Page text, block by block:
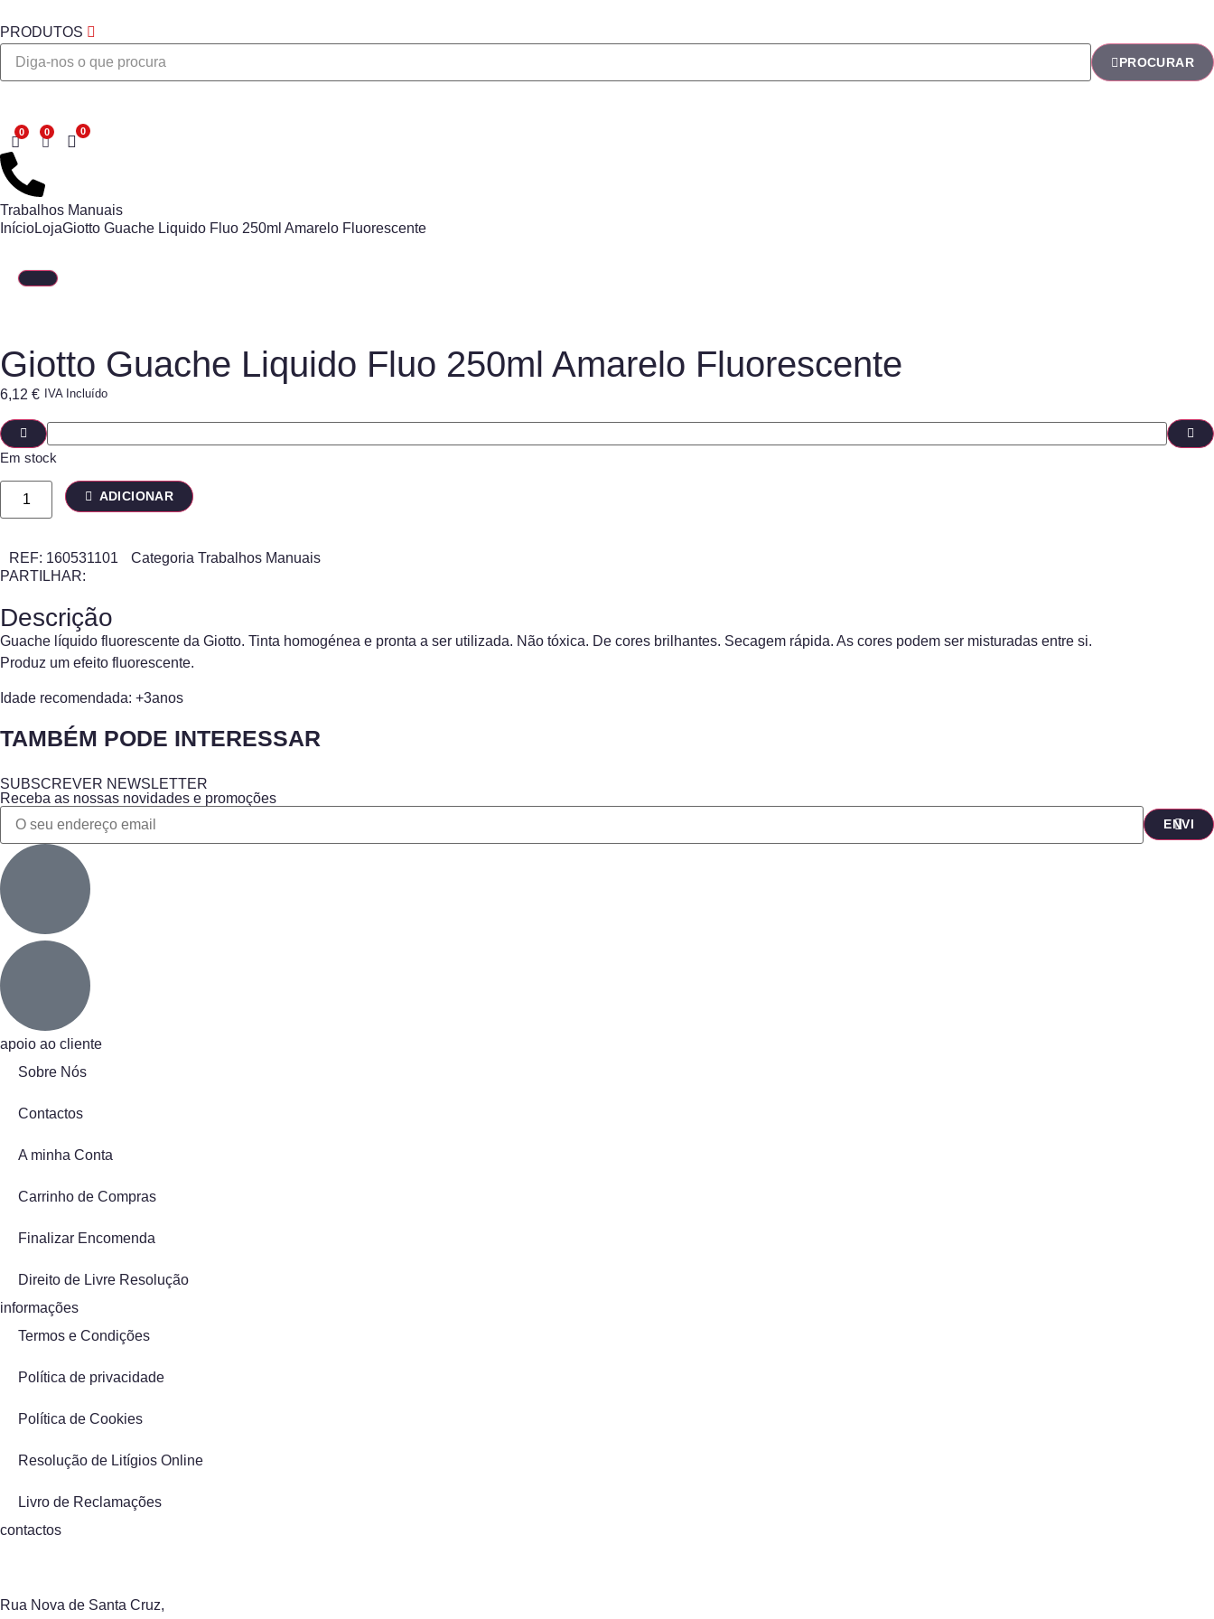
PRODUTOS
PROCURAR
Desejo
Trabalhos Manuais
InícioLojaGiotto Guache Liquido Fluo 250ml Amarelo Fluorescente
Giotto Guache Liquido Fluo 250ml Amarelo Fluorescente
6,12 € IVA Incluído
Em stock
ADICIONAR
REF: 160531101 Categoria Trabalhos Manuais
PARTILHAR:
Descrição
Guache líquido fluorescente da Giotto. Tinta homogénea e pronta a ser utilizada. Não tóxica. De cores brilhantes. Secagem rápida. As cores podem ser misturadas entre si.
Produz um efeito fluorescente.
Idade recomendada: +3anos
TAMBÉM PODE INTERESSAR
SUBSCREVER NEWSLETTER
Receba as nossas novidades e promoções
apoio ao cliente
Sobre Nós
Contactos
A minha Conta
Carrinho de Compras
Finalizar Encomenda
Direito de Livre Resolução
informações
Termos e Condições
Política de privacidade
Política de Cookies
Resolução de Litígios Online
Livro de Reclamações
contactos
Rua Nova de Santa Cruz,